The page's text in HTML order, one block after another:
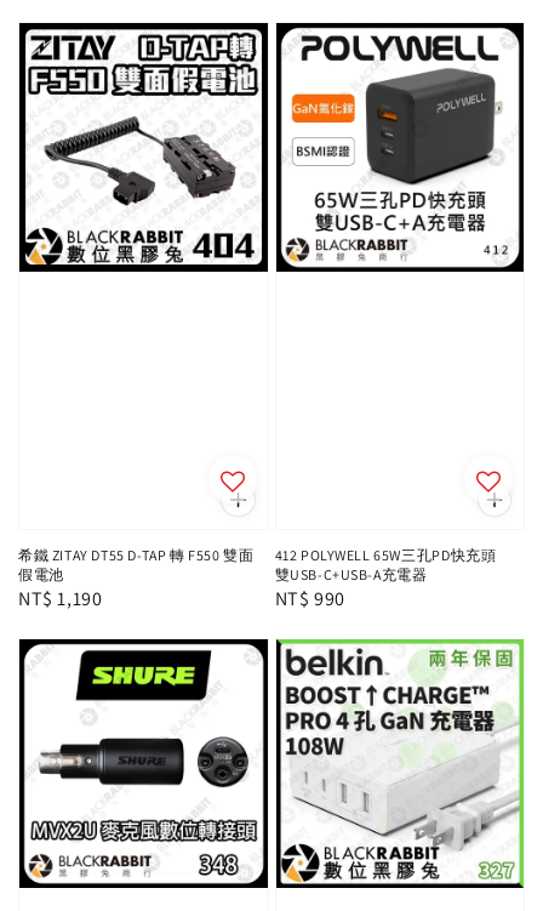
希鐵 ZITAY DT55 D-TAP 轉 F550 雙面
假電池
Regular
NT$ 1,190
412 POLYWELL 65W三孔PD快充頭
雙USB-C+USB-A充電器
Regular
NT$ 990